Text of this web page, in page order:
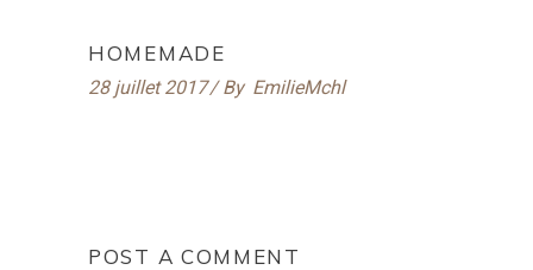
HOMEMADE
28 juillet 2017 By EmilieMchl
POST A COMMENT